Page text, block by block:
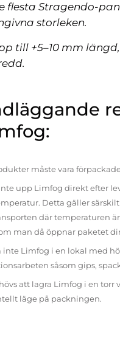
flesta Stragendo-
storleken.
till +5–10 mm
måste vara
upp Limfog direkt efter
Detta gäller
där temperaturen
man då öppnar paketet
inte Limfog i en lokal med
såsom gips,
att lagra Limfog i en
läge på packningen.